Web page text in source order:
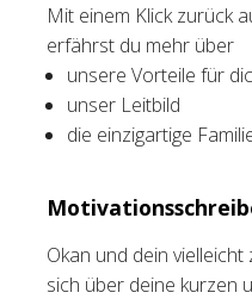
Mit einem Klick zurück
erfährst du mehr über
unsere Vorteile für
unser Leitbild
die einzigartige
Okan und dein
sich über deine kurzen